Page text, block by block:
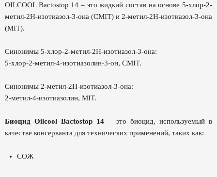
OILCOOL Bactostop 14 – это жидкий состав на основе 5-хлор-2-
метил-2H-изотиазол-3-она (CMIT) и 2-метил-2H-изотиазол-3-она
(MIT).
Синонимы 5-хлор-2-метил-2H-изотиазол-3-она:
5-хлор-2-метил-4-изотиазолин-3-он, CMIT.
Синонимы 2-метил-2H-изотиазол-3-она:
2-метил-4-изотиазолин, MIT.
Биоцид Oilcool Bactostop 14 – это биоцид, используемый в
качестве консерванта для технических применений, таких как:
СОЖ